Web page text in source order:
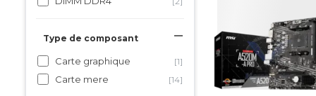
Type de composant
Carte graphique [1]
Carte mere [14]